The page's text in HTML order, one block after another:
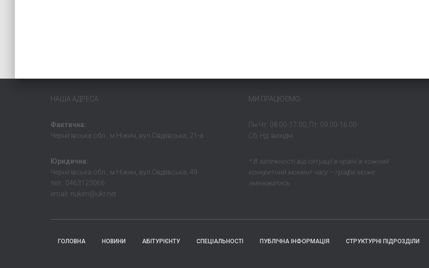
НАША АДРЕСА:
Фактична:
Чернігівська обл., м.Ніжин, вул.Овдіївська, 21-а
Юридична:
Чернігівська обл., м.Ніжин, вул.Овдіівська, 49
тел.: 0463123066
email: nukim@ukr.net
МИ ПРАЦЮЄМО:
Пн-Чт: 08.00-17.00; Пт: 09.00-16.00
Сб, Нд: вихідні.
* В залежності від ситуації в країні в кожний
конкретний момент часу – графік може
змінюватись.
ГОЛОВНА НОВИНИ АБІТУРІЄНТУ СПЕЦІАЛЬНОСТІ ПУБЛІЧНА ІНФОРМАЦІЯ СТРУКТУРНІ ПІДРОЗДІЛИ